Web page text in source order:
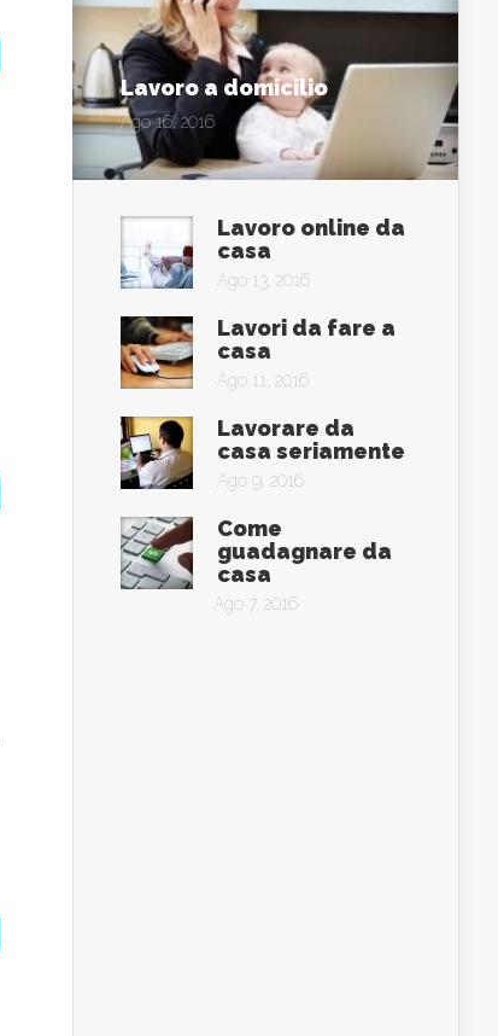
Lavoro a domicilio
Ago 16, 2016
Lavoro online da
casa
Ago 13, 2016
Lavori da fare a
casa
Ago 11, 2016
Lavorare da
casa seriamente
Ago 9, 2016
Come
guadagnare da
casa
Ago 7, 2016